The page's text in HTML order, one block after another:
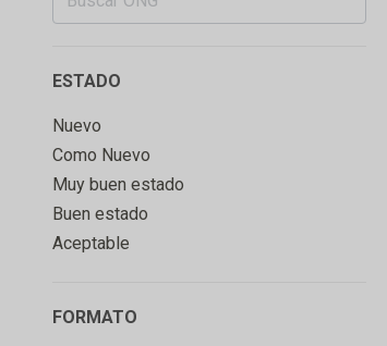
ESTADO
Nuevo
Como Nuevo
Muy buen estado
Buen estado
Aceptable
FORMATO